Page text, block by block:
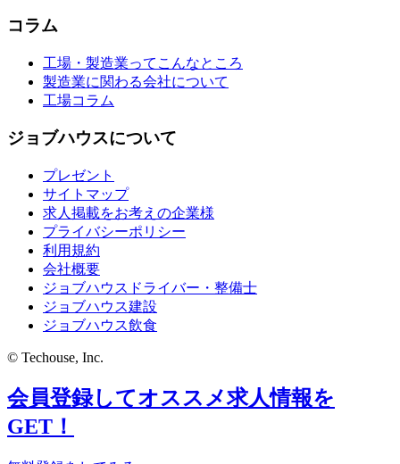
コラム
工場・製造業ってこんなところ
製造業に関わる会社について
工場コラム
ジョブハウスについて
プレゼント
サイトマップ
求人掲載をお考えの企業様
プライバシーポリシー
利用規約
会社概要
ジョブハウスドライバー・整備士
ジョブハウス建設
ジョブハウス飲食
© Techouse, Inc.
会員登録してオススメ求人情報を
GET！